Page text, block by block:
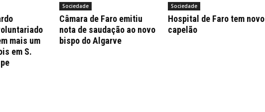
mais um
em S.
Sociedade
Câmara de Faro emitiu
nota de saudação ao novo
bispo do Algarve
Sociedade
Hospital de Faro tem novo
capelão